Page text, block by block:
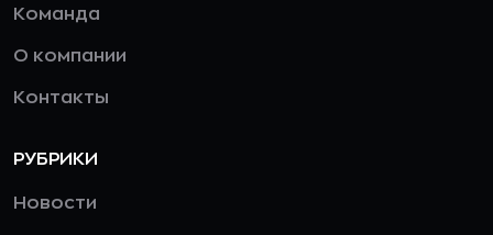
Команда
О компании
Контакты
РУБРИКИ
Новости